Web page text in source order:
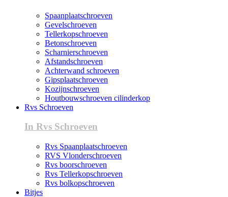
Spaanplaatschroeven
Gevelschroeven
Tellerkopschroeven
Betonschroeven
Scharnierschroeven
Afstandschroeven
Achterwand schroeven
Gipsplaatschroeven
Kozijnschroeven
Houtbouwschroeven cilinderkop
Rvs Schroeven
In Rvs Schroeven
Rvs Spaanplaatschroeven
RVS Vlonderschroeven
Rvs boorschroeven
Rvs Tellerkopschroeven
Rvs bolkopschroeven
Bitjes